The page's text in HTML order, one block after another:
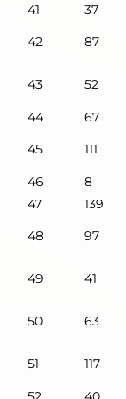
41
37
42
87
43
52
44
67
45
111
46
8
47
139
48
97
49
41
50
63
51
117